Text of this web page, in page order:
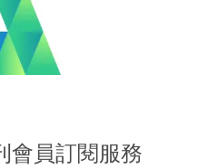
會員訂閱服務